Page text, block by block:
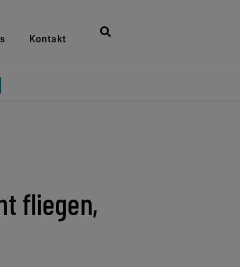
Kontakt
fliegen,